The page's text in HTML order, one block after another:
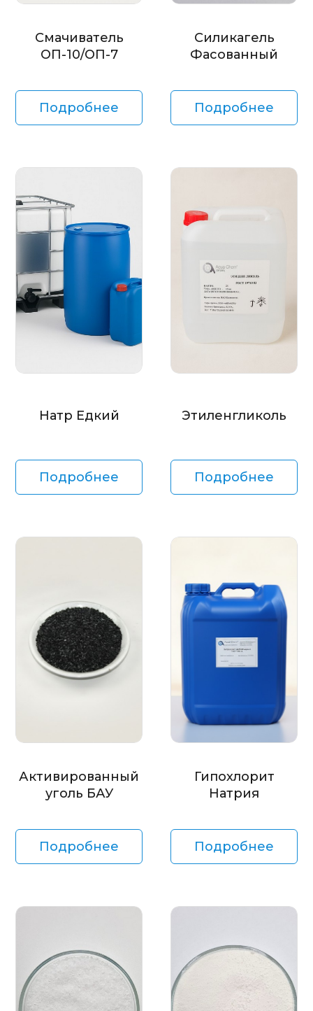
Смачиватель
ОП-10/ОП-7
Подробнее
Силикагель
Фасованный
Подробнее
Натр Едкий
Подробнее
Этиленгликоль
Подробнее
Активированный
уголь БАУ
Подробнее
Гипохлорит
Натрия
Подробнее